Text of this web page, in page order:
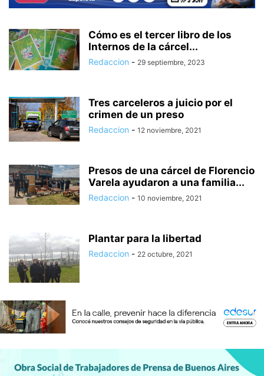
Cómo es el tercer libro de los
Internos de la cárcel...
Redaccion - 29 septiembre, 2023
Tres carceleros a juicio por el
crimen de un preso
Redaccion - 12 noviembre, 2021
Presos de una cárcel de Florencio
Varela ayudaron a una familia...
Redaccion - 10 noviembre, 2021
Plantar para la libertad
Redaccion - 22 octubre, 2021